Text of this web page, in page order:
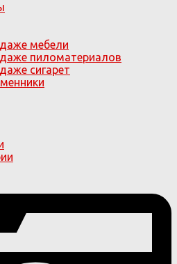
мебели
пиломатериалов
сигарет